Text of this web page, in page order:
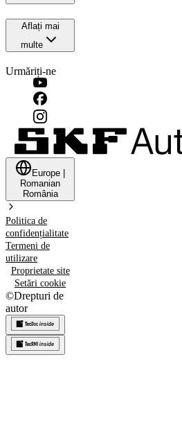
Aflați mai
multe
Urmăriți-ne
Europe
Romanian
România
Politica de
confidențialitate
Termeni de
utilizare
Proprietate site
Setări cookie
©Drepturi de
autor